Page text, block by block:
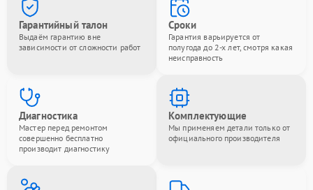
Гарантийный талон
Выдаём гарантию вне
зависимости от сложности работ
Сроки
Гарантия варьируется от
полугода до 2-х лет, смотря какая
неисправность
Диагностика
Мастер перед ремонтом
совершенно бесплатно
производит диагностику
Комплектующие
Мы применяем детали только от
официального производителя